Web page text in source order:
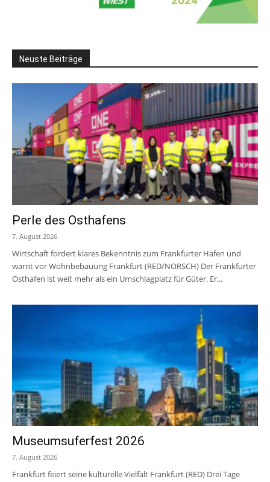
Neuste Beiträge
Perle des Osthafens
7. August 2026
Wirtschaft fordert klares Bekenntnis zum Frankfurter Hafen und
warnt vor Wohnbebauung Frankfurt (RED/NORSCH) Der Frankfurter
Osthafen ist weit mehr als ein Umschlagplatz für Güter. Er...
Museumsuferfest 2026
7. August 2026
Frankfurt feiert seine kulturelle Vielfalt Frankfurt (RED) Drei Tage